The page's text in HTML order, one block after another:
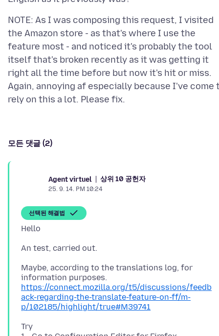
NOTE: As I was composing this request, I visited
the Amazon store - as that's where I use the
feature most - and noticed it's probably the tool
itself that's broken recently as it was getting it
right all the time before but now it's hit or miss.
Again, annoying af especially because I've come
모든 댓글 (2)
Agent virtuel 상위 10 공헌자
25. 9. 14. PM 10:24
선택된 해결법
Maybe, according to the translations log, for
https://connect.mozilla.org/t5/discussions/feedb
ack-regarding-the-translate-feature-on-ff/m-
p/102185/highlight/true#M39741
Try